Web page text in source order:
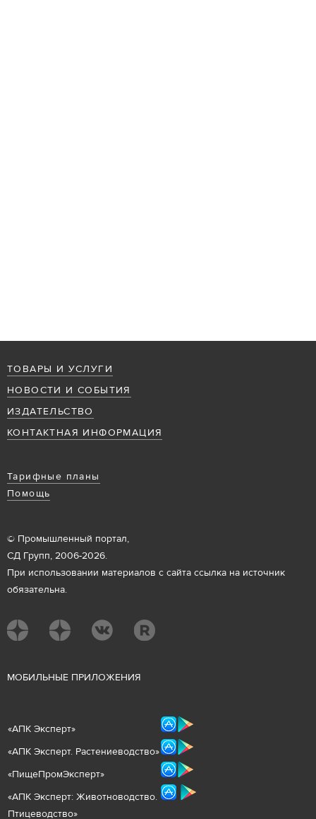
ТОВАРЫ И УСЛУГИ
НОВОСТИ И СОБЫТИЯ
ИЗДАТЕЛЬСТВО
КОНТАКТНАЯ ИНФОРМАЦИЯ
Тарифные планы
Помощь
© Промышленный портал,
СД Групп, 2006-2026.
При использовании материалов с сайта ссылка на источник
обязательна.
МОБИЛЬНЫЕ ПРИЛОЖЕНИЯ
«АПК Эксперт»
«АПК Эксперт. Растениеводство»
«ПищеПромЭксперт»
«АПК Эксперт: Животноводство.
Птицеводство»